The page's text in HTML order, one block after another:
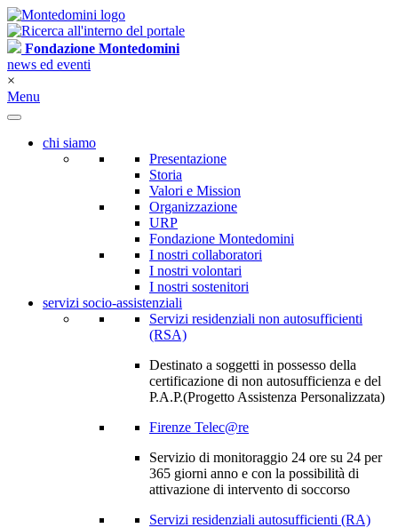
Fondazione Montedomini
news ed eventi
×
Menu
chi siamo
Presentazione
Storia
Valori e Mission
Organizzazione
URP
Fondazione Montedomini
I nostri collaboratori
I nostri volontari
I nostri sostenitori
servizi socio-assistenziali
Servizi residenziali non autosufficienti
(RSA)
Destinato a soggetti in possesso della
certificazione di non autosufficienza e del
P.A.P.(Progetto Assistenza Personalizzata)
Firenze Telec@re
Servizio di monitoraggio 24 ore su 24 per
365 giorni anno e con la possibilità di
attivazione di intervento di soccorso
Servizi residenziali autosufficienti (RA)